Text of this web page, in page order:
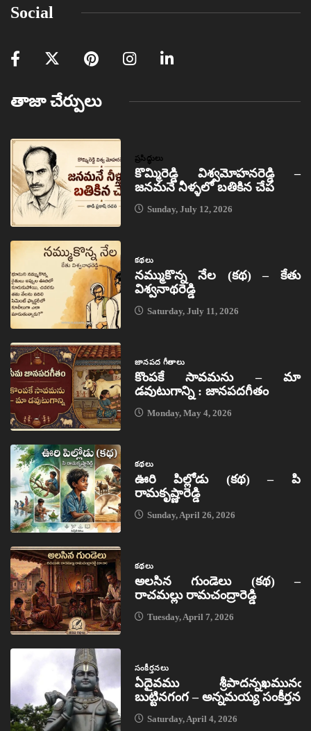
Social
తాజా చేర్పులు
ప్రసిద్ధులు
కొమ్మిరెడ్డి విశ్వమోహనరెడ్డి –
జనమనే నీళ్ళలో బతికిన చేప
Sunday, July 12, 2026
కథలు
నమ్ముకొన్న నేల (కథ) – కేతు
విశ్వనాథరెడ్డి
Saturday, July 11, 2026
జానపద గీతాలు
కొంపకే సావమను – మా
డవుటుగాన్ని : జానపదగీతం
Monday, May 4, 2026
కథలు
ఊరి పిల్లోడు (కథ) – పి
రామకృష్ణారెడ్డి
Sunday, April 26, 2026
కథలు
అలసిన గుండెలు (కథ) –
రాచమల్లు రామచంద్రారెడ్డి
Tuesday, April 7, 2026
సంకీర్తనలు
ఏదైవము శ్రీపాదన్నఖమునఁ
బుట్టినగంగ – అన్నమయ్య సంకీర్తన
Saturday, April 4, 2026